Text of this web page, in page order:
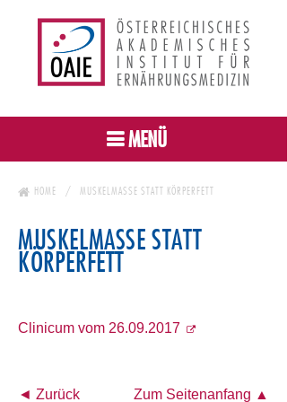
MENÜ
HOME MUSKELMASSE STATT KÖRPERFETT
MUSKELMASSE STATT
KÖRPERFETT
Clinicum vom 26.09.2017
◄ Zurück Zum Seitenanfang ▲